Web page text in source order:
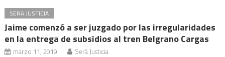
SERA JUSTICIA
Jaime comenzó a ser juzgado por las irregularidades
en la entrega de subsidios al tren Belgrano Cargas
marzo 11, 2019 Será Justicia